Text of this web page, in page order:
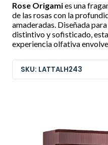
Rose Origamies una
de las rosas con la
amaderadas. Diseñada
distintivo y sofisticado,
experiencia olfativa
SKU: LATTALH243